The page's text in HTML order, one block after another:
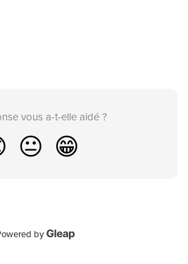
vous a-t-elle aidé ?
😐 😁
by